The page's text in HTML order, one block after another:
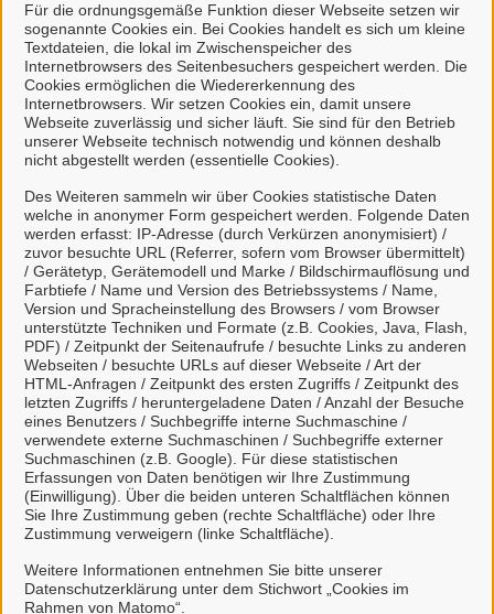
Für die ordnungsgemäße Funktion dieser Webseite setzen wir
sogenannte Cookies ein. Bei Cookies handelt es sich um kleine
Textdateien, die lokal im Zwischenspeicher des
Internetbrowsers des Seitenbesuchers gespeichert werden. Die
Cookies ermöglichen die Wiedererkennung des
Internetbrowsers. Wir setzen Cookies ein, damit unsere
Webseite zuverlässig und sicher läuft. Sie sind für den Betrieb
unserer Webseite technisch notwendig und können deshalb
nicht abgestellt werden (essentielle Cookies).
Des Weiteren sammeln wir über Cookies statistische Daten
welche in anonymer Form gespeichert werden. Folgende Daten
werden erfasst: IP-Adresse (durch Verkürzen anonymisiert) /
zuvor besuchte URL (Referrer, sofern vom Browser übermittelt)
/ Gerätetyp, Gerätemodell und Marke / Bildschirmauflösung und
Farbtiefe / Name und Version des Betriebssystems / Name,
Version und Spracheinstellung des Browsers / vom Browser
unterstützte Techniken und Formate (z.B. Cookies, Java, Flash,
PDF) / Zeitpunkt der Seitenaufrufe / besuchte Links zu anderen
Webseiten / besuchte URLs auf dieser Webseite / Art der
HTML-Anfragen / Zeitpunkt des ersten Zugriffs / Zeitpunkt des
letzten Zugriffs / heruntergeladene Daten / Anzahl der Besuche
eines Benutzers / Suchbegriffe interne Suchmaschine /
verwendete externe Suchmaschinen / Suchbegriffe externer
Suchmaschinen (z.B. Google). Für diese statistischen
Erfassungen von Daten benötigen wir Ihre Zustimmung
(Einwilligung). Über die beiden unteren Schaltflächen können
Sie Ihre Zustimmung geben (rechte Schaltfläche) oder Ihre
Zustimmung verweigern (linke Schaltfläche).
Weitere Informationen entnehmen Sie bitte unserer
Datenschutzerklärung unter dem Stichwort „Cookies im
Rahmen von Matomo“.
Mein Unternehmenskonto
erstellen oder anmelden
Mein Unternehmenskonto ist ein zentrales Konto zur
Identifizierung von Organisationen, insbesondere:
Juristische Personen,
Vereinigungen, denen ein Recht zustehen
kann
natürliche Personen, die beruflich oder
gewerblich tätig sind.
Eine Nutzung ist aber auch durch Behörden im
Sinne von § 1 Abs. 4 Verwaltungsverfahrensgesetz
(VwVfG) möglich.